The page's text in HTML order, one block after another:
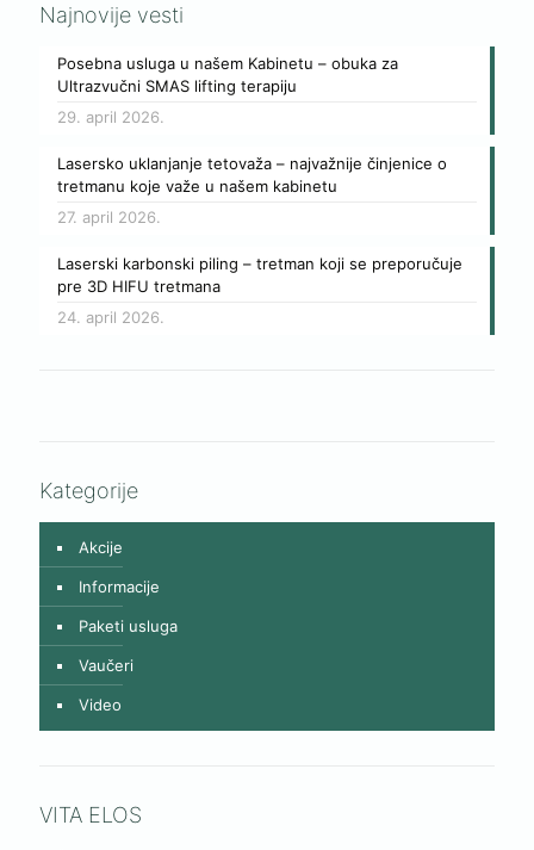
Najnovije vesti
Posebna usluga u našem Kabinetu – obuka za
Ultrazvučni SMAS lifting terapiju
29. april 2026.
Lasersko uklanjanje tetovaža – najvažnije činjenice o
tretmanu koje važe u našem kabinetu
27. april 2026.
Laserski karbonski piling – tretman koji se preporučuje
pre 3D HIFU tretmana
24. april 2026.
Kategorije
Akcije
Informacije
Paketi usluga
Vaučeri
Video
VITA ELOS